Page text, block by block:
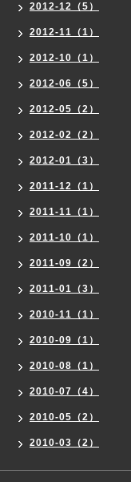
2012-12（5）
2012-11（1）
2012-10（1）
2012-06（5）
2012-05（2）
2012-02（2）
2012-01（3）
2011-12（1）
2011-11（1）
2011-10（1）
2011-09（2）
2011-01（3）
2010-11（1）
2010-09（1）
2010-08（1）
2010-07（4）
2010-05（2）
2010-03（2）